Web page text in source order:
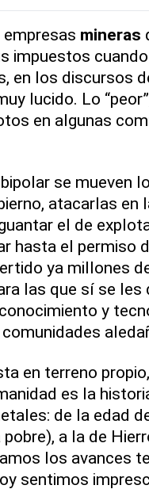
empresas mineras
impuestos
en los discursos
lucido. Lo
en algunas
se mueven
atacarlas en
el de
hasta el permiso
ya millones
las que sí se les
y
en terreno
es la
de la edad
a la de
los avances
sentimos